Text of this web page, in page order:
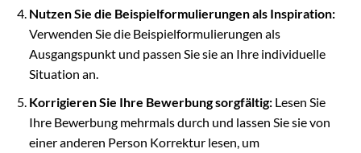
Nutzen Sie die Beispielformulierungen als Inspiration:
Verwenden Sie die Beispielformulierungen als
Ausgangspunkt und passen Sie sie an Ihre individuelle
Situation an.
Korrigieren Sie Ihre Bewerbung sorgfältig:Lesen Sie
Ihre Bewerbung mehrmals durch und lassen Sie sie von
einer anderen Person Korrektur lesen, um